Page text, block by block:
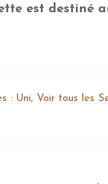
est destiné
: Uni, Voir tous les